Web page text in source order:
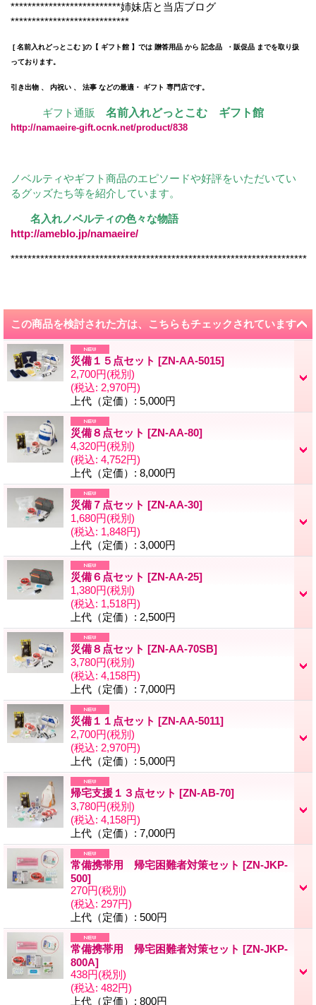
**************************姉妹店と当店ブログ
****************************
[ 名前入れどっとこむ ]の【 ギフト館 】では 贈答用品 から 記念品 ・販促品 までを取り扱
っております。
引き出物 、 内祝い 、 法事 などの最適・ ギフト 専門店です。
ギフト通販 名前入れどっとこむ ギフト館
http://namaeire-gift.ocnk.net/product/838
ノベルティやギフト商品のエピソードや好評をいただいてい
るグッズたち等を紹介しています。
名入れノベルティの色々な物語
http://ameblo.jp/namaeire/
**********************************************************************
この商品を検討された方は、こちらもチェックされています
災備１５点セット [ZN-AA-5015]
2,700円(税別)
(税込: 2,970円)
上代（定価） : 5,000円
災備８点セット [ZN-AA-80]
4,320円(税別)
(税込: 4,752円)
上代（定価） : 8,000円
災備７点セット [ZN-AA-30]
1,680円(税別)
(税込: 1,848円)
上代（定価） : 3,000円
災備６点セット [ZN-AA-25]
1,380円(税別)
(税込: 1,518円)
上代（定価） : 2,500円
災備８点セット [ZN-AA-70SB]
3,780円(税別)
(税込: 4,158円)
上代（定価） : 7,000円
災備１１点セット [ZN-AA-5011]
2,700円(税別)
(税込: 2,970円)
上代（定価） : 5,000円
帰宅支援１３点セット [ZN-AB-70]
3,780円(税別)
(税込: 4,158円)
上代（定価） : 7,000円
常備携帯用 帰宅困難者対策セット [ZN-JKP-
500]
270円(税別)
(税込: 297円)
上代（定価） : 500円
常備携帯用 帰宅困難者対策セット [ZN-JKP-
800A]
438円(税別)
(税込: 482円)
上代（定価） : 800円